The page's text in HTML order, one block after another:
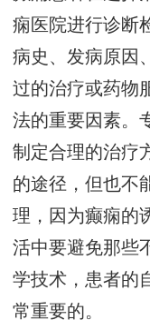
痫医院进行诊断
病史、发病原因
过的治疗或药物
法的重要因素。
制定合理的治疗
的途径，但也不
理，因为癫痫的
活中要避免那些
学技术，患者的
常重要的。